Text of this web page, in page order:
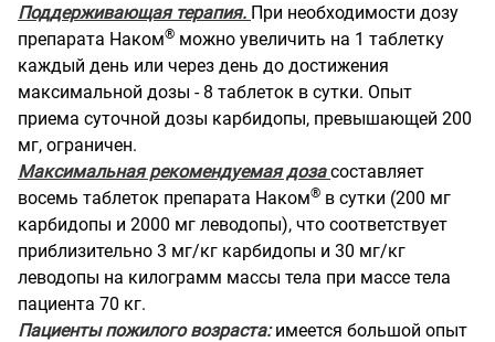
Поддерживающая терапия. При необходимости дозу
препарата Наком® можно увеличить на 1 таблетку
каждый день или через день до достижения
максимальной дозы - 8 таблеток в сутки. Опыт
приема суточной дозы карбидопы, превышающей 200
мг, ограничен.
Максимальная рекомендуемая дозасоставляет
восемь таблеток препарата Наком® в сутки (200 мг
карбидопы и 2000 мг леводопы), что соответствует
приблизительно 3 мг/кг карбидопы и 30 мг/кг
леводопы на килограмм массы тела при массе тела
пациента 70 кг.
Пациенты пожилого возраста:имеется большой опыт